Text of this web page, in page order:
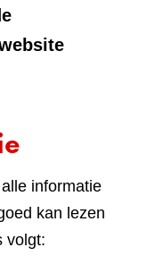
informatie
kan lezen
volgt: